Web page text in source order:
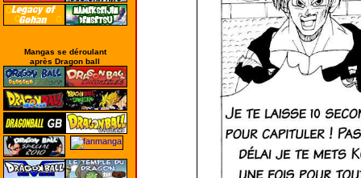
Mangas se déroulant
après Dragon ball